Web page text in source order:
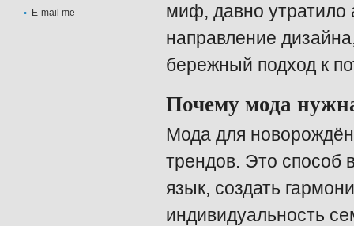
E-mail me
миф, давно утратило
направление
бережный подход к
Почему мода
Мода для
трендов. Это способ
язык, создать
индивидуальность